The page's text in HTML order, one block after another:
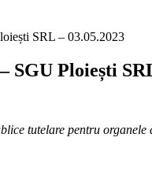
SRL – 03.05.2023
SGU Ploiești
tutelare pentru